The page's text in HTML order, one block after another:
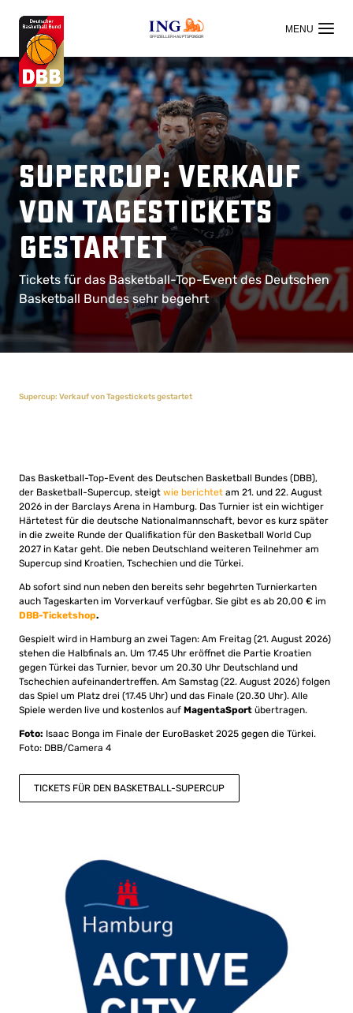
OFFIZIELLER HAUPTSPONSOR
Supercup: Verkauf
von Tagestickets
gestartet
Tickets für das Basketball-Top-Event des Deutschen
Basketball Bundes sehr begehrt
Supercup: Verkauf von Tagestickets gestartet
Das Basketball-Top-Event des Deutschen Basketball Bundes (DBB),
der Basketball-Supercup, steigt wie berichtet am 21. und 22. August
2026 in der Barclays Arena in Hamburg. Das Turnier ist ein wichtiger
Härtetest für die deutsche Nationalmannschaft, bevor es kurz später
in die zweite Runde der Qualifikation für den Basketball World Cup
2027 in Katar geht. Die neben Deutschland weiteren Teilnehmer am
Supercup sind Kroatien, Tschechien und die Türkei.
Ab sofort sind nun neben den bereits sehr begehrten Turnierkarten
auch Tageskarten im Vorverkauf verfügbar. Sie gibt es ab 20,00 € im
DBB-Ticketshop.
Gespielt wird in Hamburg an zwei Tagen: Am Freitag (21. August 2026)
stehen die Halbfinals an. Um 17.45 Uhr eröffnet die Partie Kroatien
gegen Türkei das Turnier, bevor um 20.30 Uhr Deutschland und
Tschechien aufeinandertreffen. Am Samstag (22. August 2026) folgen
das Spiel um Platz drei (17.45 Uhr) und das Finale (20.30 Uhr). Alle
Spiele werden live und kostenlos auf MagentaSport übertragen.
Foto: Isaac Bonga im Finale der EuroBasket 2025 gegen die Türkei.
Foto: DBB/Camera 4
TICKETS FÜR DEN BASKETBALL-SUPERCUP